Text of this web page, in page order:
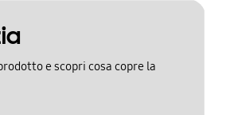
e scopri cosa copre la